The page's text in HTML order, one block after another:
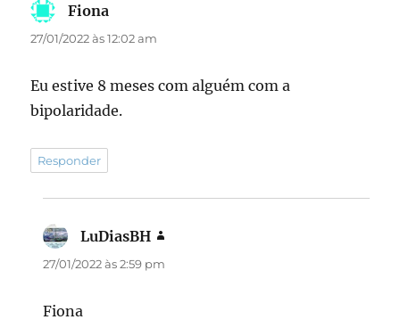
Fiona
27/01/2022 às 12:02 am
Eu estive 8 meses com alguém com a
bipolaridade.
Responder
LuDiasBH
27/01/2022 às 2:59 pm
Fiona